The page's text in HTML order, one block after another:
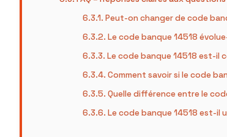
Peut-on changer de code
Le code banque 14518
Le code banque 14518 est-il
Comment savoir si le code
Quelle différence entre le
Le code banque 14518 est-il